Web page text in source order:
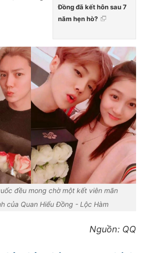
Đồng đã kết hôn sau 7
năm hẹn hò?
đều mong chờ một kết viên mãn
của Quan Hiểu Đồng - Lộc Hàm
Nguồn: QQ